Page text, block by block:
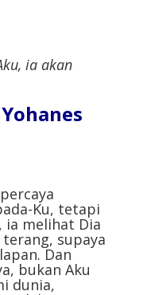
ia akan
Ku, tetapi
ia melihat Dia
supaya
Dan
bukan Aku
dunia,